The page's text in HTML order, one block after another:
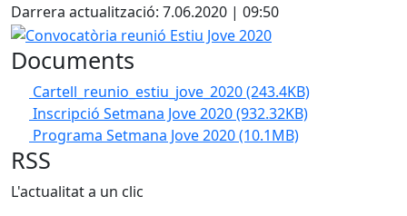
Darrera actualització: 7.06.2020 | 09:50
Convocatòria reunió Estiu Jove 2020
Documents
Cartell_reunio_estiu_jove_2020(243.4KB)
Inscripció Setmana Jove 2020(932.32KB)
Programa Setmana Jove 2020(10.1MB)
RSS
L'actualitat a un clic